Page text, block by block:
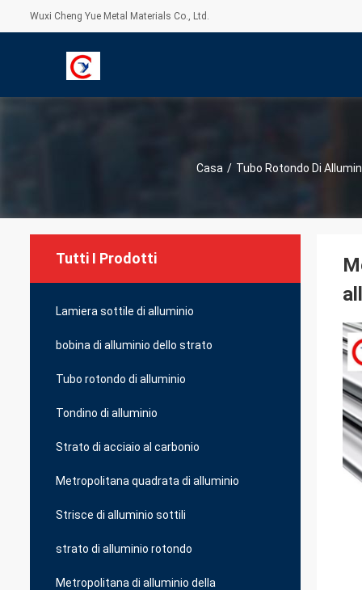
Wuxi Cheng Yue Metal Materials Co., Ltd.
Casa / Tubo Rotondo Di
Tutti I Prodotti
Lamiera sottile di alluminio
bobina di alluminio dello strato
Tubo rotondo di alluminio
Tondino di alluminio
Strato di acciaio al carbonio
Metropolitana quadrata di alluminio
Strisce di alluminio sottili
strato di alluminio rotondo
Metropolitana di alluminio della